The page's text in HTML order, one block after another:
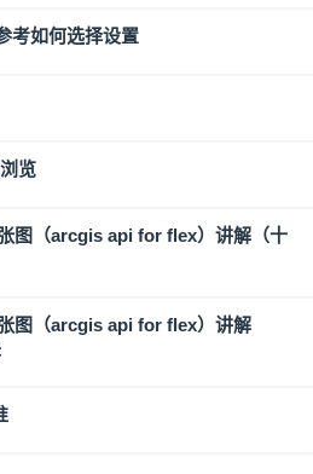
考如何选择设置
览
图（arcgis api for flex）讲解（十
图（arcgis api for flex）讲解